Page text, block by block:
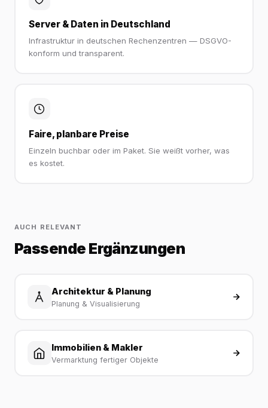
Server & Daten in Deutschland
Infrastruktur in deutschen Rechenzentren — DSGVO-
konform und transparent.
Faire, planbare Preise
Einzeln buchbar oder im Paket. Sie weißt vorher, was
es kostet.
AUCH RELEVANT
Passende Ergänzungen
Architektur & Planung
Planung & Visualisierung
Immobilien & Makler
Vermarktung fertiger Objekte